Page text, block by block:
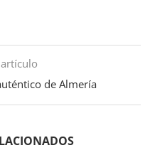
de Almería